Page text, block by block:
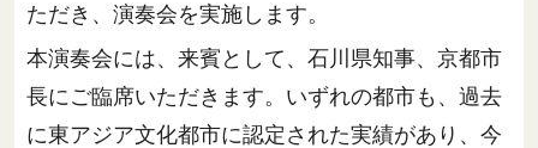
ただき、演奏会を実施します。
本演奏会には、来賓として、石川県知事、京都市
長にご臨席いただきます。いずれの都市も、過去
に東アジア文化都市に認定された実績があり、今